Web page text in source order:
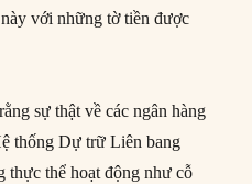
với những tờ tiền được
sự thật về các ngân hàng
thống Dự trữ Liên bang
thực thể hoạt động như cỗ